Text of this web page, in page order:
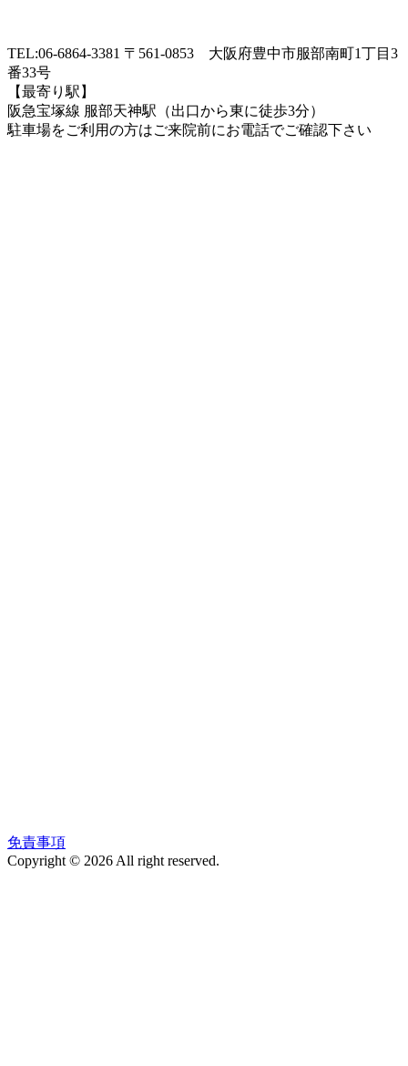
TEL:06-6864-3381 〒561-0853 大阪府豊中市服部南町1丁目3
番33号
【最寄り駅】
阪急宝塚線 服部天神駅（出口から東に徒歩3分）
駐車場をご利用の方はご来院前にお電話でご確認下さい
免責事項
Copyright © 2026 All right reserved.